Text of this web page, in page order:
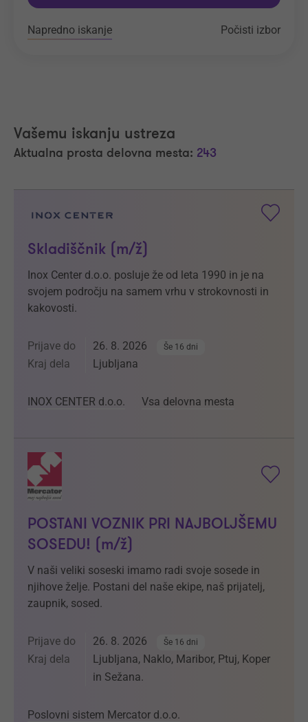
Napredno iskanje Počisti izbor
Vašemu iskanju ustreza
Aktualna prosta delovna mesta: 243
Skladiščnik (m/ž)
Inox Center d.o.o. posluje že od leta 1990 in je na
svojem področju na samem vrhu v strokovnosti in
kakovosti.
Prijave do 26. 8. 2026 Še 16 dni
Kraj dela Ljubljana
INOX CENTER d.o.o. Vsa delovna mesta
POSTANI VOZNIK PRI NAJBOLJŠEMU
SOSEDU! (m/ž)
V naši veliki soseski imamo radi svoje sosede in
njihove želje. Postani del naše ekipe, naš prijatelj,
zaupnik, sosed.
Prijave do 26. 8. 2026 Še 16 dni
Kraj dela
Ljubljana, Naklo, Maribor, Ptuj, Koper
in Sežana.
Poslovni sistem Mercator d.o.o.